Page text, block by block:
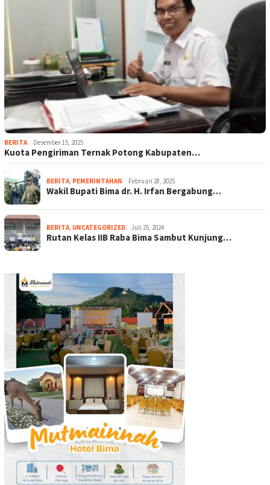
BERITA Desember 15, 2025
Kuota Pengiriman Ternak Potong Kabupaten…
BERITA, PEMERINTAHAN Februari 28, 2025
Wakil Bupati Bima dr. H. Irfan Bergabung…
BERITA, UNCATEGORIZED Juli 25, 2024
Rutan Kelas IIB Raba Bima Sambut Kunjung…